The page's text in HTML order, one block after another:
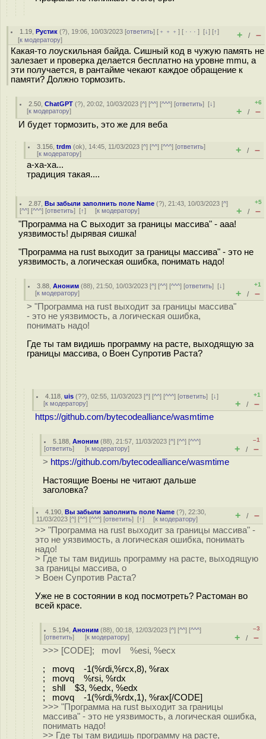
1.19 ,Рустик (?), 19:06, 10/03/2023 [ответить] [ ﹢﹢﹢] [ · · ·][↓] [↑]
[к модератору] + / –
Какая-то лоускильная байда. Сишный код в чужую память не
залезает и проверка делается бесплатно на уровне mmu, а
эти получается, в рантайме чекают каждое обращение к
памяти? Должно тормозить.
2.50 ,ChatGPT (?), 20:02, 10/03/2023 [^] [^^] [^^^] [ответить][↓]
[к модератору]
+6
+ / –
И будет тормозить, это же для веба
3.156 ,trdm (ok), 14:45, 11/03/2023 [^] [^^] [^^^] [ответить]
[к модератору] + / –
а-ха-ха...
традиция такая....
2.87 ,Вы забыли заполнить поле Name (?), 21:43, 10/03/2023 [^]
[^^] [^^^] [ответить] [↑] [к модератору]
+5
+ / –
"Программа на С выходит за границы массива" - ааа!
уязвимость! дырявая сишка!
"Программа на rust выходит за границы массива" - это не
уязвимость, а логическая ошибка, понимать надо!
3.88 ,Аноним (88), 21:50, 10/03/2023 [^] [^^] [^^^] [ответить][↓]
[к модератору]
+1
+ / –
> "Программа на rust выходит за границы массива"
- это не уязвимость, а логическая ошибка,
понимать надо!
Где ты там видишь программу на расте, выходящую за
границы массива, о Воен Супротив Раста?
4.118 ,uis (??), 02:55, 11/03/2023 [^] [^^] [^^^] [ответить][↓]
[к модератору]
+1
+ / –
https://github.com/bytecodealliance/wasmtime
5.188 ,Аноним (88), 21:57, 11/03/2023 [^] [^^] [^^^]
[ответить] [к модератору]
–1
+ / –
> https://github.com/bytecodealliance/wasmtime
Настоящие Воены не читают дальше
заголовка?
4.190 ,Вы забыли заполнить поле Name (?), 22:30,
11/03/2023 [^] [^^] [^^^] [ответить] [↑] [к модератору] + / –
>> "Программа на rust выходит за границы массива" -
это не уязвимость, а логическая ошибка, понимать
надо!
> Где ты там видишь программу на расте, выходящую
за границы массива, о
> Воен Супротив Раста?
Уже не в состоянии в код посмотреть? Растоман во
всей красе.
5.194 ,Аноним (88), 00:18, 12/03/2023 [^] [^^] [^^^]
[ответить] [к модератору]
–3
+ / –
>>> [CODE]; movl %esi, %ecx
; movq -1(%rdi,%rcx,8), %rax
; movq %rsi, %rdx
; shll $3, %edx, %edx
; movq -1(%rdi,%rdx,1), %rax[/CODE]
>>> "Программа на rust выходит за границы
массива" - это не уязвимость, а логическая ошибка,
понимать надо!
>> Где ты там видишь программу на расте,